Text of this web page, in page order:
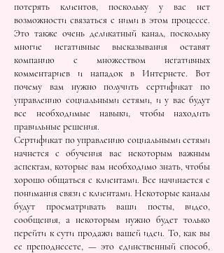
потерять клиентов, поскольку у вас нет
возможности связаться с ними в этом процессе.
Это также очень деликатный канал, поскольку
многие негативные высказывания оставят
компанию с множеством негативных
комментариев и нападок в Интернете. Вот
почему вам нужно получить сертификат по
управлению социальными сетями, и у вас будут
все необходимые навыки, чтобы находить
правильные решения.
Сертификат по управлению социальными сетями
начнется с обучения вас некоторым важным
аспектам, которые вам необходимо знать, чтобы
хорошо общаться с клиентами. Все начинается с
понимания связи с клиентами. Некоторые каналы
будут просматривать ваши посты, видео,
сообщения, а некоторым нужно будет только
перейти к сути продажи вашей идеи. То, как вы
ее преподнесете, — это единственный способ,